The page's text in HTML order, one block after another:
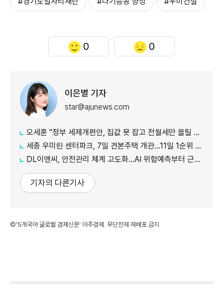
0 0
이은별 기자
star@ajunews.com
오세훈 "정부 세제개편안, 집값 못 잡고 전월세만 올릴 것"
​​​​​​​세종 우미린 센터파크, 7일 견본주택 개관…11일 1순위 청약
DL이앤씨, 안전관리 체계 고도화…AI 위험예측부터 근로자 복지까지
기자의 다른기사
©'5개국어 글로벌 경제신문' 아주경제. 무단전재·재배포 금지